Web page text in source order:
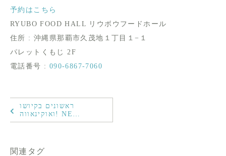
予約はこちら
RYUBO FOOD HALL リウボウフードホール
住所 : 沖縄県那覇市久茂地１丁目１−１
パレットくもじ 2F
電話番号 : 090-6867-7060
ראשונים בקיושו
ואוקינאווה! NE…
関連タグ